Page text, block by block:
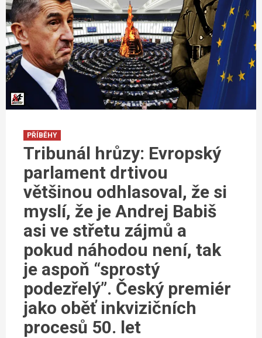
PŘÍBĚHY
Tribunál hrůzy: Evropský
parlament drtivou
většinou odhlasoval, že si
myslí, že je Andrej Babiš
asi ve střetu zájmů a
pokud náhodou není, tak
je aspoň “sprostý
podezřelý”. Český premiér
jako oběť inkvizičních
procesů 50. let